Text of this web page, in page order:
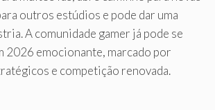
outros estúdios e pode dar uma
A comunidade gamer já pode se
2026 emocionante, marcado por
e competição renovada.